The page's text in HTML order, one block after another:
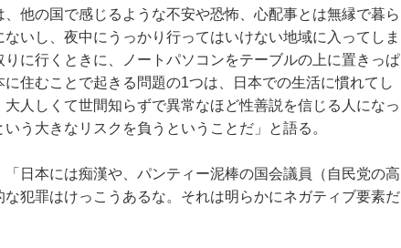
他の国で感じるような不安や恐怖、心配事とは無縁で暮ら
いし、夜中にうっかり行ってはいけない地域に入ってしま
に行くときに、ノートパソコンをテーブルの上に置きっぱ
住むことで起きる問題の1つは、日本での生活に慣れてし
人しくて世間知らずで異常なほど性善説を信じる人になっ
う大きなリスクを負うということだ」と語る。
日本には痴漢や、パンティー泥棒の国会議員（自民党の高
犯罪はけっこうあるな。それは明らかにネガティブ要素だ